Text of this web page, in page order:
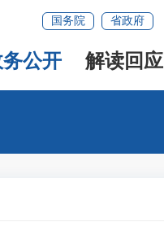
国务院 省政府
公开 解读回应